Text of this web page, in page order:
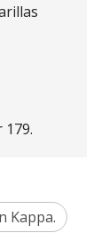
179.
Kappa.